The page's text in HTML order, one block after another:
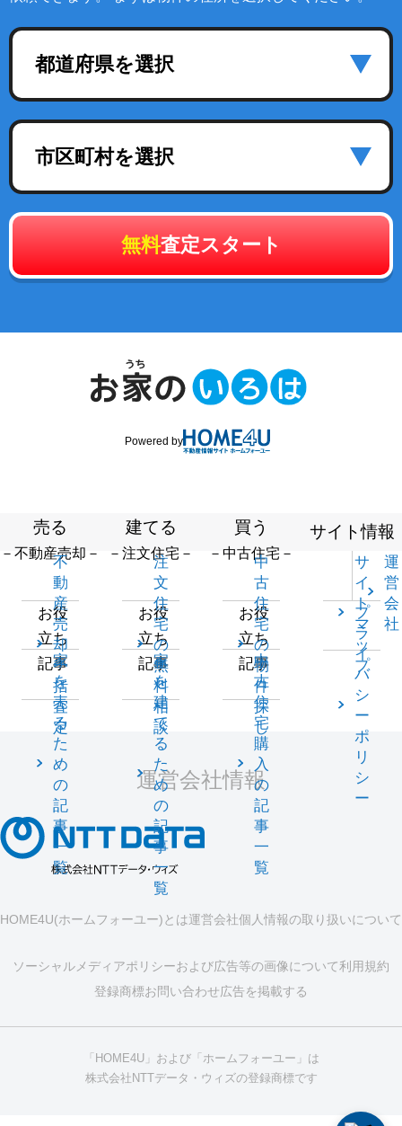
都道府県を選択
市区町村を選択
無料査定スタート
Powered by
売る
－不動産売却－
不
動
産
売
却
一
括
査
定
お役
立ち
記事
家
を
売
る
た
め
の
記
事
一
覧
建てる
－注文住宅－
注
文
住
宅
の
無
料
相
談
お役
立ち
記事
家
を
建
て
る
た
め
の
記
事
一
覧
買う
－中古住宅－
中
古
住
宅
の
物
件
探
し
お役
立ち
記事
中
古
住
宅
購
入
の
記
事
一
覧
サイト情報
サ
イ
ト
マ
ッ
プ
運
営
会
社
プ
ラ
イ
バ
シ
ー
ポ
リ
シ
ー
運営会社情報
HOME4U(ホームフォーユー)とは運営会社個人情報の取り扱いについて
ソーシャルメディアポリシーおよび広告等の画像について利用規約
登録商標お問い合わせ広告を掲載する
「HOME4U」および「ホームフォーユー」は
株式会社NTTデータ・ウィズの登録商標です